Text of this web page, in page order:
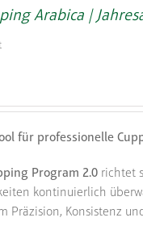
Arabica |
für professionelle
Program 2.0richtet
kontinuierlich
Präzision, Konsistenz